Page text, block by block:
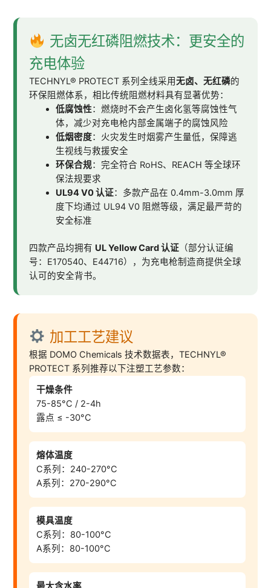
无卤无红磷阻燃技术：更安全的
充电体验
TECHNYL® PROTECT 系列全线采用无卤、无红磷的
环保阻燃体系，相比传统阻燃材料具有显著优势：
低腐蚀性：燃烧时不会产生卤化氢等腐蚀性气
体，减少对充电枪内部金属端子的腐蚀风险
低烟密度：火灾发生时烟雾产生量低，保障逃
生视线与救援安全
环保合规：完全符合 RoHS、REACH 等全球环
保法规要求
UL94 V0 认证：多款产品在 0.4mm-3.0mm 厚
度下均通过 UL94 V0 阻燃等级，满足最严苛的
安全标准
四款产品均拥有 UL Yellow Card 认证 （部分认证编
号：E170540、E44716），为充电枪制造商提供全球
认可的安全背书。
加工工艺建议
根据 DOMO Chemicals 技术数据表，TECHNYL®
PROTECT 系列推荐以下注塑工艺参数：
干燥条件
75-85°C / 2-4h
露点 ≤ -30°C
熔体温度
C系列：240-270°C
A系列：270-290°C
模具温度
C系列：80-100°C
A系列：80-100°C